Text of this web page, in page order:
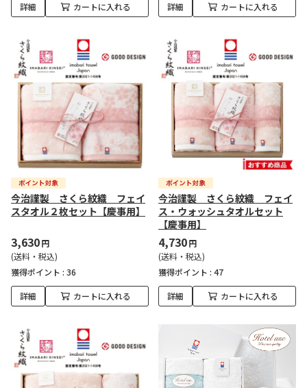
詳細 カートに入れる 詳細 カートに入れる
今治謹製 さくら紋織 フェイ
スタオル２枚セット【慶事用】
3,630円
(送料・税込)
獲得ポイント : 36
詳細 カートに入れる
今治謹製 さくら紋織 フェイ
ス・ウォッシュタオルセット
【慶事用】
4,730円
(送料・税込)
獲得ポイント : 47
詳細 カートに入れる